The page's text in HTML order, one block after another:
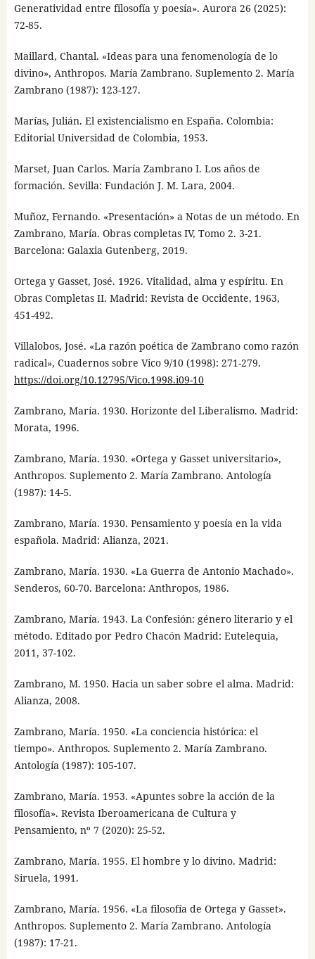
Generatividad entre filosofía y poesía». Aurora 26 (2025):
72-85.
Maillard, Chantal. «Ideas para una fenomenología de lo
divino», Anthropos. María Zambrano. Suplemento 2. María
Zambrano (1987): 123-127.
Marías, Julián. El existencialismo en España. Colombia:
Editorial Universidad de Colombia, 1953.
Marset, Juan Carlos. María Zambrano I. Los años de
formación. Sevilla: Fundación J. M. Lara, 2004.
Muñoz, Fernando. «Presentación» a Notas de un método. En
Zambrano, María. Obras completas IV, Tomo 2. 3-21.
Barcelona: Galaxia Gutenberg, 2019.
Ortega y Gasset, José. 1926. Vitalidad, alma y espíritu. En
Obras Completas II. Madrid: Revista de Occidente, 1963,
451-492.
Villalobos, José. «La razón poética de Zambrano como razón
radical», Cuadernos sobre Vico 9/10 (1998): 271-279.
https://doi.org/10.12795/Vico.1998.i09-10
Zambrano, María. 1930. Horizonte del Liberalismo. Madrid:
Morata, 1996.
Zambrano, María. 1930. «Ortega y Gasset universitario»,
Anthropos. Suplemento 2. María Zambrano. Antología
(1987): 14-5.
Zambrano, María. 1930. Pensamiento y poesía en la vida
española. Madrid: Alianza, 2021.
Zambrano, María. 1930. «La Guerra de Antonio Machado».
Senderos, 60-70. Barcelona: Anthropos, 1986.
Zambrano, María. 1943. La Confesión: género literario y el
método. Editado por Pedro Chacón Madrid: Eutelequia,
2011, 37-102.
Zambrano, M. 1950. Hacia un saber sobre el alma. Madrid:
Alianza, 2008.
Zambrano, María. 1950. «La conciencia histórica: el
tiempo». Anthropos. Suplemento 2. María Zambrano.
Antología (1987): 105-107.
Zambrano, María. 1953. «Apuntes sobre la acción de la
filosofía». Revista Iberoamericana de Cultura y
Pensamiento, nº 7 (2020): 25-52.
Zambrano, María. 1955. El hombre y lo divino. Madrid:
Siruela, 1991.
Zambrano, María. 1956. «La filosofía de Ortega y Gasset».
Anthropos. Suplemento 2. María Zambrano. Antología
(1987): 17-21.